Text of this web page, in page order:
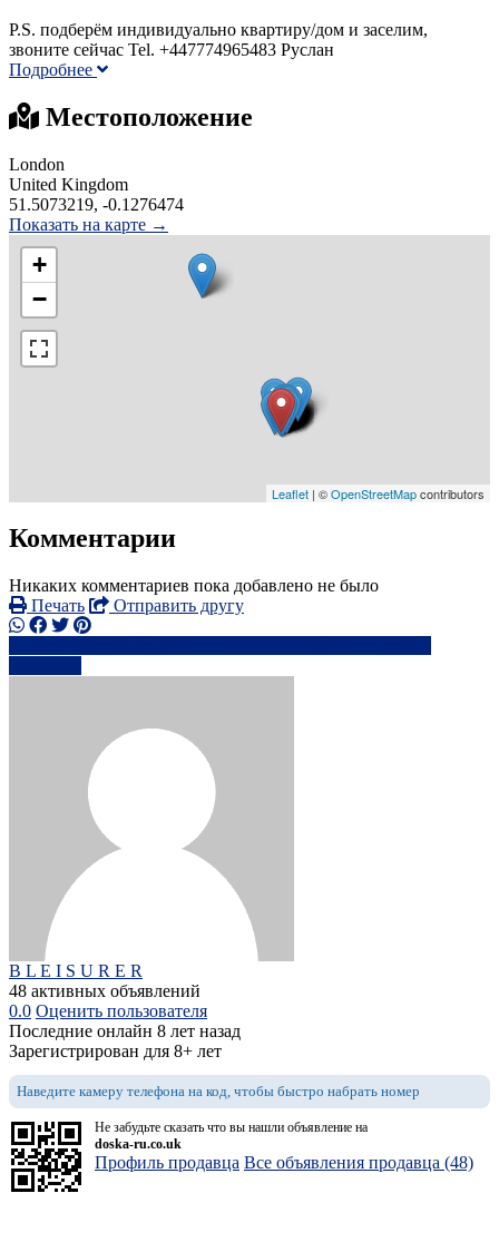
P.S. подберём индивидуально квартиру/дом и заселим,
звоните сейчaс Tel. +447774965483 Руслан
Подробнее
Местоположение
London
United Kingdom
51.5073219, -0.1276474
Показать на карте →
+
−
Leaflet | ©OpenStreetMapcontributors
Комментарии
Никаких комментариев пока добавлено не было
Печать
Отправить другу
B L E I S U R E R
48 активных объявлений
0.0 Оценить пользователя
Последние онлайн 8 лет назад
Зарегистрирован для 8+ лет
Наведите камеру телефона на код, чтобы быстро набрать номер
Не забудьте сказать что вы нашли объявление на
doska-ru.co.uk
Профиль продавца Все объявления продавца (48)